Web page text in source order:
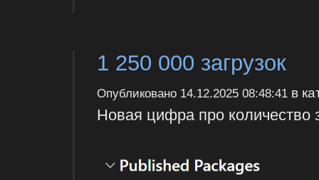
1 250 000 загрузок
Опубликовано 14.12.2025 08:48:41в
Новая цифра про количество